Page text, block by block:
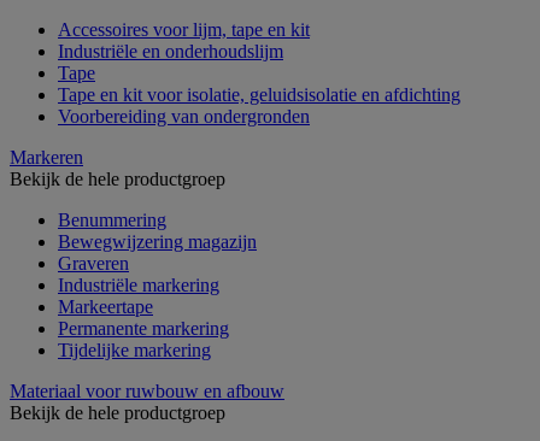
Accessoires voor lijm, tape en kit
Industriële en onderhoudslijm
Tape
Tape en kit voor isolatie, geluidsisolatie en afdichting
Voorbereiding van ondergronden
Markeren
Bekijk de hele productgroep
Benummering
Bewegwijzering magazijn
Graveren
Industriële markering
Markeertape
Permanente markering
Tijdelijke markering
Materiaal voor ruwbouw en afbouw
Bekijk de hele productgroep